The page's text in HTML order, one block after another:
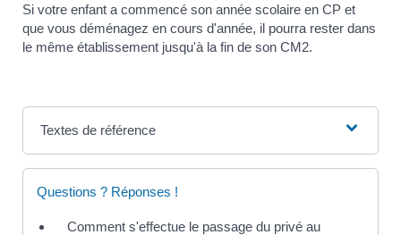
Si votre enfant a commencé son année scolaire en CP et
que vous déménagez en cours d'année, il pourra rester dans
le même établissement jusqu'à la fin de son CM2.
Textes de référence
Questions ? Réponses !
Comment s'effectue le passage du privé au